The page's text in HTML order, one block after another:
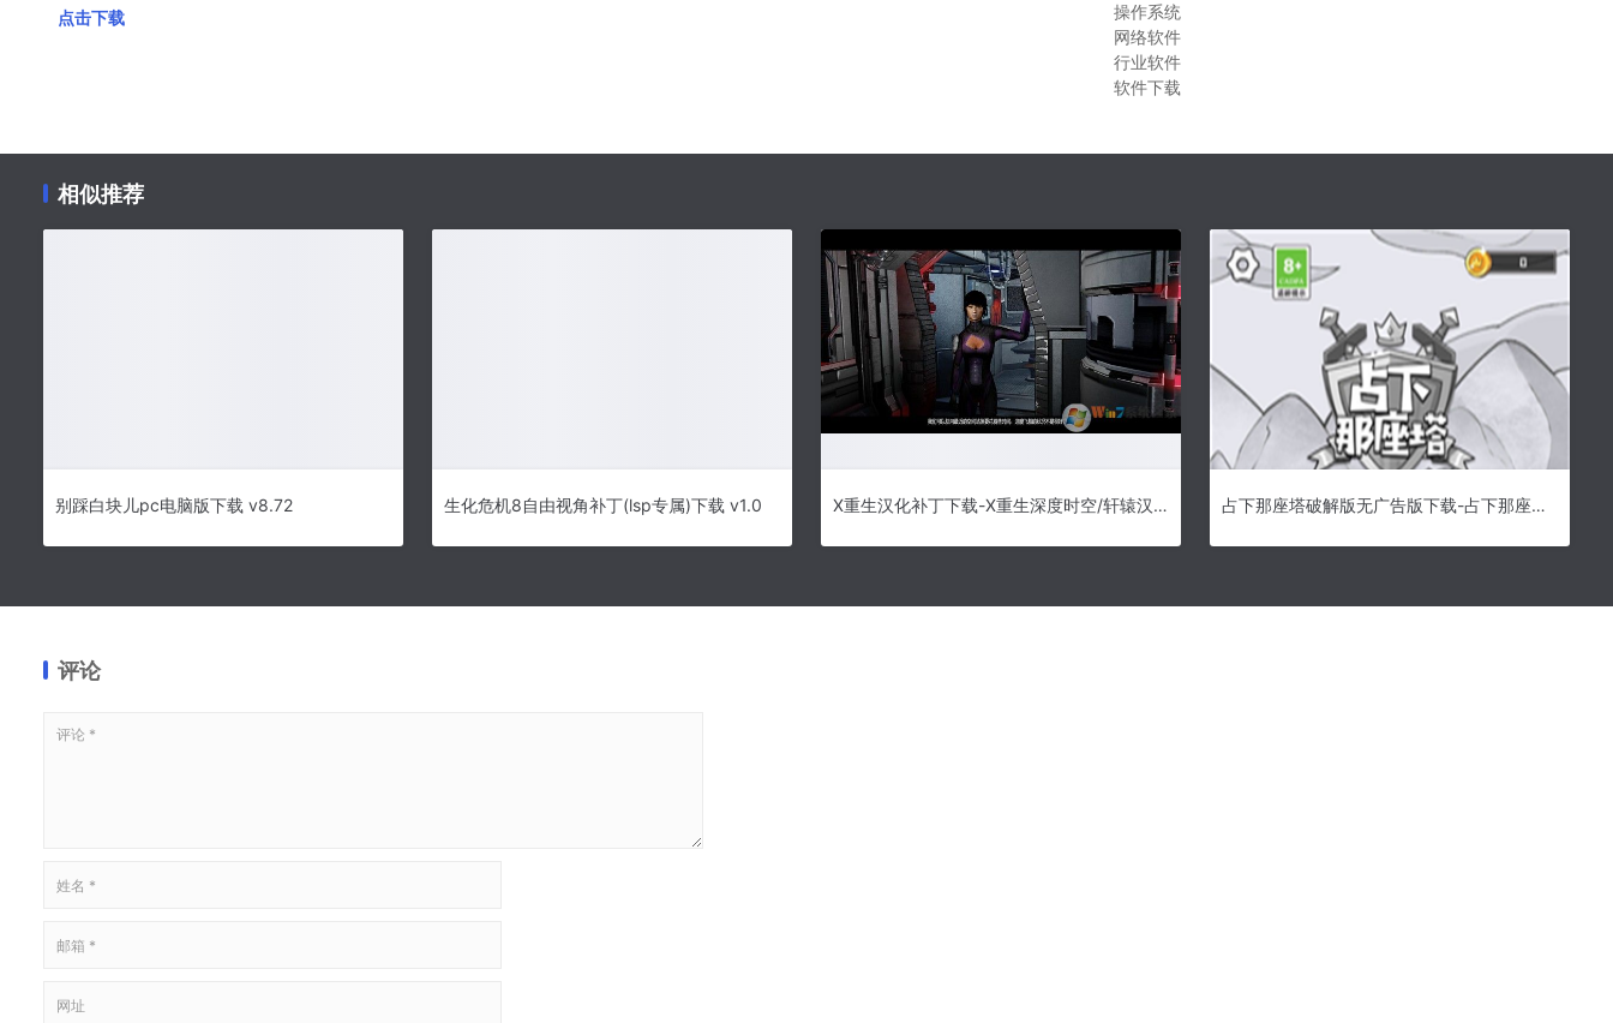
点击下载
操作系统
网络软件
行业软件
软件下载
相似推荐
别踩白块儿pc电脑版下载 v8.72 生化危机8自由视角补丁(lsp专属)下载 v1.0 X重生汉化补丁下载-X重生深度时空/轩辕汉化组简体中文补丁下载 占下那座塔破解版无广告版下载-占下那座塔无限金币无限钻石版下载v1.01免广告版
评论